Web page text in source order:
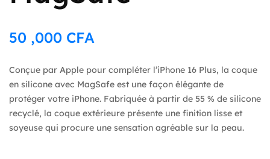
50 ,000 CFA
Conçue par Apple pour compléter l’iPhone 16 Plus, la coque
en silicone avec MagSafe est une façon élégante de
protéger votre iPhone. Fabriquée à partir de 55 % de silicone
recyclé, la coque extérieure présente une finition lisse et
soyeuse qui procure une sensation agréable sur la peau.